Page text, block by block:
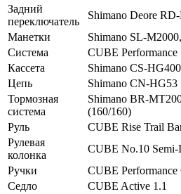
Задний
переключатель
Shimano Deore
Манетки
Shimano SL-
Система
CUBE Performance
Кассета
Shimano CS-
Цепь
Shimano CN-HG53
Тормозная
система
Shimano BR-
(160/160)
Руль
CUBE Rise Trail
Рулевая
колонка
CUBE No.10 Semi-
Ручки
CUBE Performance
Седло
CUBE Active 1.1